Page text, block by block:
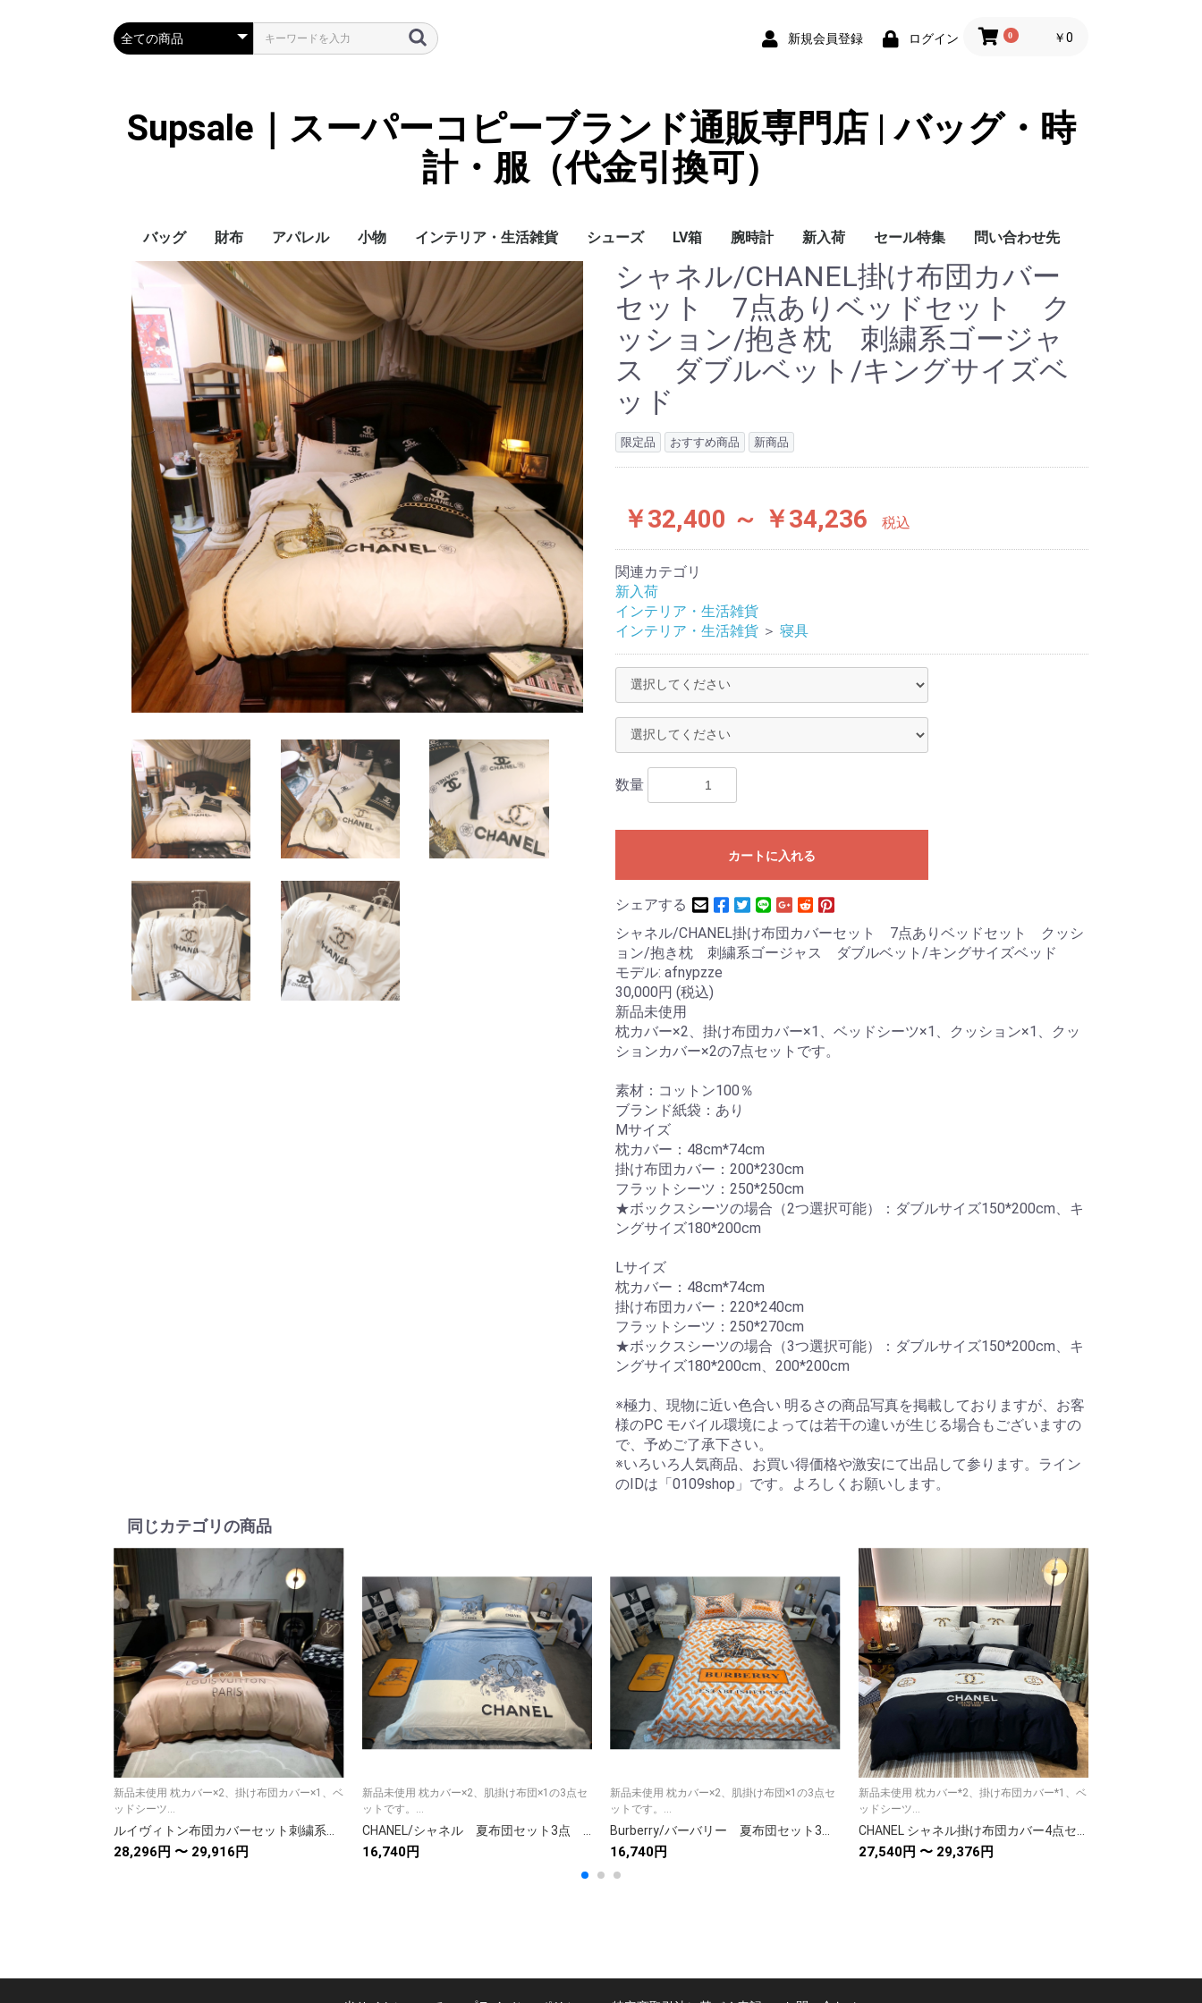
新規会員登録 ログイン 0 ￥0
Supsale｜スーパーコピーブランド通販専門店 | バッグ・時
計・服（代金引換可）
バッグ
Hermes
LOUIS VUITTON
Chanel
Loewe
Celine
Dior
Gucci
Fendi
Prada
Balenciaga
MiuMiu
財布
HERMES
CHANEL
LOUIS VUITTON
Celine
YSL
Miu Miu
Prada
Gucci
Fendi
アパレル
ハイブランド
Supreme
Miu Miu
アウター
LOUIS VUITTON
MONCLER
Adidas
THE NORTH FACE
CHANEL
𝗖𝗔𝗡𝗔𝗗𝗔 𝗚𝗢𝗢𝗦𝗘
DIOR
GUCCI
VERSACE
BALENCIAGA
FENDI
子供服切れ
小物
ぼうし
ネクタイ
ハンカチ
スマホケース
サングラス・アイウェ
ア
アクセサリー
マフラー/スカーフ LOUIS VUITTON
CHANEL
HERMES
GUCCI
DIOR
FENDI
LINEID：0109shop
バッグチャーム
バッグストラップ
カード（コイン）ケー
ス
キーケース
ヘアアクセサリー
インテリア・生活雑貨
寝具
ブランケット
カーペット絨毯
クッションカバー/ク
ッション
小物入れ収納ボックス
バスタオル
QRコード
シューズ
レディース/女性用
メンズ/男性用
Gucci
Chanel
LV箱 腕時計
Omega
Rolex
Cartier
Chanel
新入荷 セール特集 問い合わせ先
問い合わせ先
シャネル/CHANEL掛け布団カバー
セット 7点ありベッドセット ク
ッション/抱き枕 刺繍系ゴージャ
ス ダブルベット/キングサイズベ
ッド
限定品 おすすめ商品 新商品
￥32,400 ～ ￥34,236 税込
関連カテゴリ
新入荷
インテリア・生活雑貨
インテリア・生活雑貨 ＞ 寝具
数量
カートに入れる
シェアする
シャネル/CHANEL掛け布団カバーセット 7点ありベッドセット クッシ
ョン/抱き枕 刺繍系ゴージャス ダブルベット/キングサイズベッド
モデル: afnypzze
30,000円 (税込)
新品未使用
枕カバー×2、掛け布団カバー×1、ベッドシーツ×1、クッション×1、クッ
ションカバー×2の7点セットです。
素材：コットン100％
ブランド紙袋：あり
Mサイズ
枕カバー：48cm*74cm
掛け布団カバー：200*230cm
フラットシーツ：250*250cm
★ボックスシーツの場合（2つ選択可能）：ダブルサイズ150*200cm、キ
ングサイズ180*200cm
Lサイズ
枕カバー：48cm*74cm
掛け布団カバー：220*240cm
フラットシーツ：250*270cm
★ボックスシーツの場合（3つ選択可能）：ダブルサイズ150*200cm、キ
ングサイズ180*200cm、200*200cm
※極力、現物に近い色合い 明るさの商品写真を掲載しておりますが、お客
様のPC モバイル環境によっては若干の違いが生じる場合もございますの
で、予めご了承下さい。
※いろいろ人気商品、お買い得価格や激安にて出品して参ります。ライン
のIDは「0109shop」です。よろしくお願いします。
同じカテゴリの商品
新品未使用 枕カバー×2、掛け布団カバー×1、ベ
ッドシーツ...
ルイヴィトン布団カバーセット刺繍系 4点ベッド寝具セットLOUIS VUITTON 掛け布団カバー/ボックスシーツ 新居用品ゴージャス 選べる3種
28,296円 〜 29,916円
新品未使用 枕カバー×2、肌掛け布団×1の3点セ
ットです。...
CHANEL/シャネル 夏布団セット3点 肌掛け布団と枕カバーの3点セット キルトケット ひんやり涼やか キルティング ダブルベッド選べる3色
16,740円
新品未使用 枕カバー×2、肌掛け布団×1の3点セ
ットです。...
Burberry/バーバリー 夏布団セット3点 肌掛け布団と枕カバーの3点セット キルトケット ひんやり涼やか キルティング ダブルベッド
16,740円
新品未使用 枕カバー*2、掛け布団カバー*1、ベ
ッドシーツ...
CHANEL シャネル掛け布団カバー4点セット ボックスシーツ/ピローケース ダブルサイズ/キングサイズ 綿オールシーズン
27,540円 〜 29,376円